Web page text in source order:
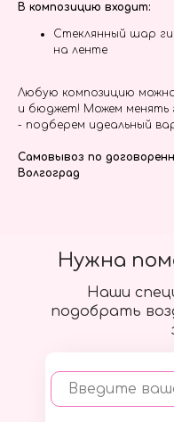
В композицию входит:
Стеклянный шар
на ленте
Любую композицию
и бюджет! Можем менять
- подберем идеальный
Самовывоз по
Волгоград
Наши
подобрать
Введите
Нужна